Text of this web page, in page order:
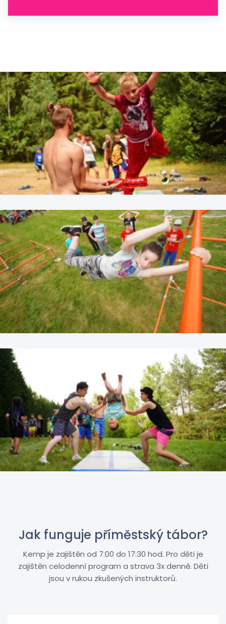
Jak funguje příměstský tábor?
Kemp je zajištěn od 7:00 do 17:30 hod. Pro děti je
zajištěn celodenní program a strava 3x denně. Děti
jsou v rukou zkušených instruktorů.